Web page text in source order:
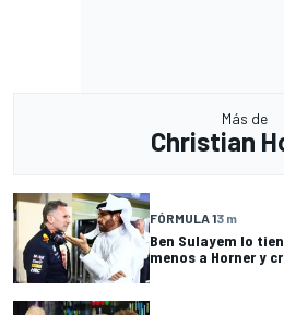
Más de
Christian
FÓRMULA 13 m
Ben Sulayem lo
menos a Horner y